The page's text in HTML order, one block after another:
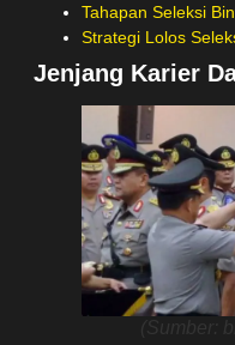
Tahapan Seleksi
Strategi Lolos
Jenjang Karier